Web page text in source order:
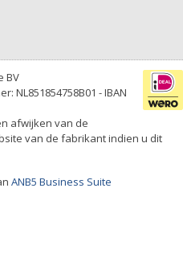
BV
NL851854758B01 - IBAN
afwijken van de
van de fabrikant indien u dit
ANB5 Business Suite